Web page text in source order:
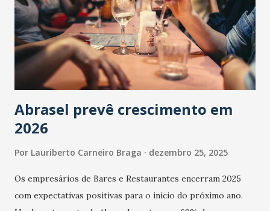
Abrasel prevê crescimento em
2026
Por Lauriberto Carneiro Braga dezembro 25, 2025
Os empresários de Bares e Restaurantes encerram 2025
com expectativas positivas para o início do próximo ano.